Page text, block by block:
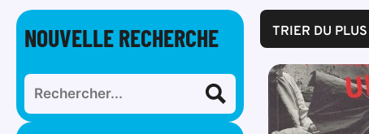
NOUVELLE RECHERCHE TRIER DU